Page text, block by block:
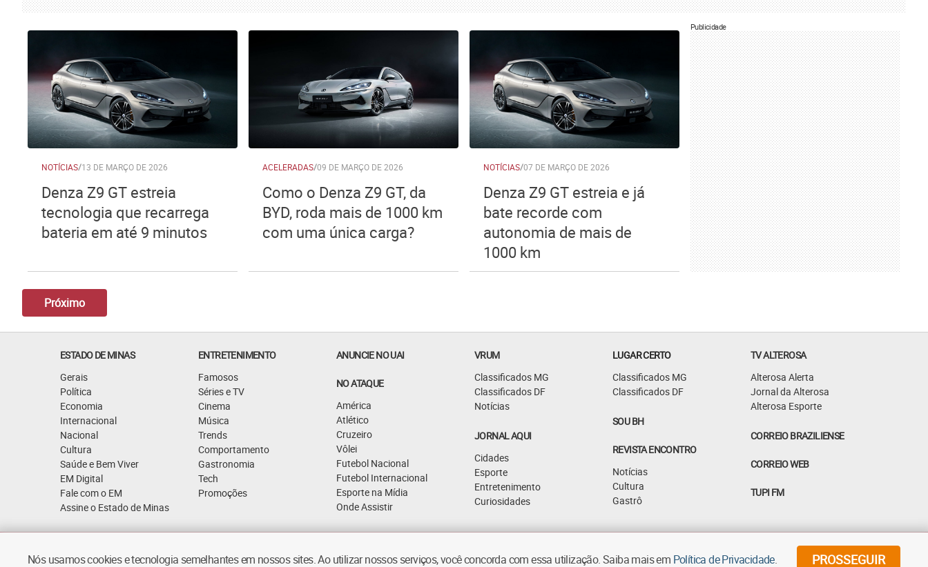
NOTÍCIAS/13 DE MARÇO DE 2026
Denza Z9 GT estreia
tecnologia que recarrega
bateria em até 9 minutos
ACELERADAS/09 DE MARÇO DE 2026
Como o Denza Z9 GT, da
BYD, roda mais de 1000 km
com uma única carga?
NOTÍCIAS/07 DE MARÇO DE 2026
Denza Z9 GT estreia e já
bate recorde com
autonomia de mais de
1000 km
Publicidade
Próximo
ESTADO DE MINAS
Gerais
Política
Economia
Internacional
Nacional
Cultura
Saúde e Bem Viver
EM Digital
Fale com o EM
Assine o Estado de Minas
ENTRETENIMENTO
Famosos
Séries e TV
Cinema
Música
Trends
Comportamento
Gastronomia
Tech
Promoções
ANUNCIE NO UAI
NO ATAQUE
América
Atlético
Cruzeiro
Vôlei
Futebol Nacional
Futebol Internacional
Esporte na Mídia
Onde Assistir
VRUM
Classificados MG
Classificados DF
Notícias
JORNAL AQUI
Cidades
Esporte
Entretenimento
Curiosidades
LUGAR CERTO
Classificados MG
Classificados DF
SOU BH
REVISTA ENCONTRO
Notícias
Cultura
Gastrô
TV ALTEROSA
Alterosa Alerta
Jornal da Alterosa
Alterosa Esporte
CORREIO BRAZILIENSE
CORREIO WEB
TUPI FM
Quem Somos Política de Privacidade © 2026Diários Associados - Todos os direitos reservados
Nós usamos cookies e tecnologia semelhantes em nossos sites. Ao utilizar nossos serviços, você concorda com essa utilização. Saiba mais em Política de Privacidade. PROSSEGUIR